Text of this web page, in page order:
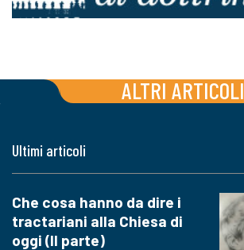
ALTRI ARTICOLI
Ultimi articoli
Che cosa hanno da dire i
tractariani alla Chiesa di
oggi (II parte)